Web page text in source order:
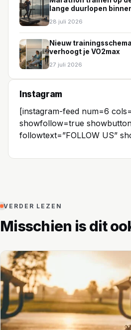
lange duurlopen
28 juli 2026
Nieuw
verhoogt je VO2max
27 juli 2026
Instagram
[instagram-feed num=6
showfollow=true
followtext=”FOLLOW US”
VERDER LEZEN
Misschien is dit